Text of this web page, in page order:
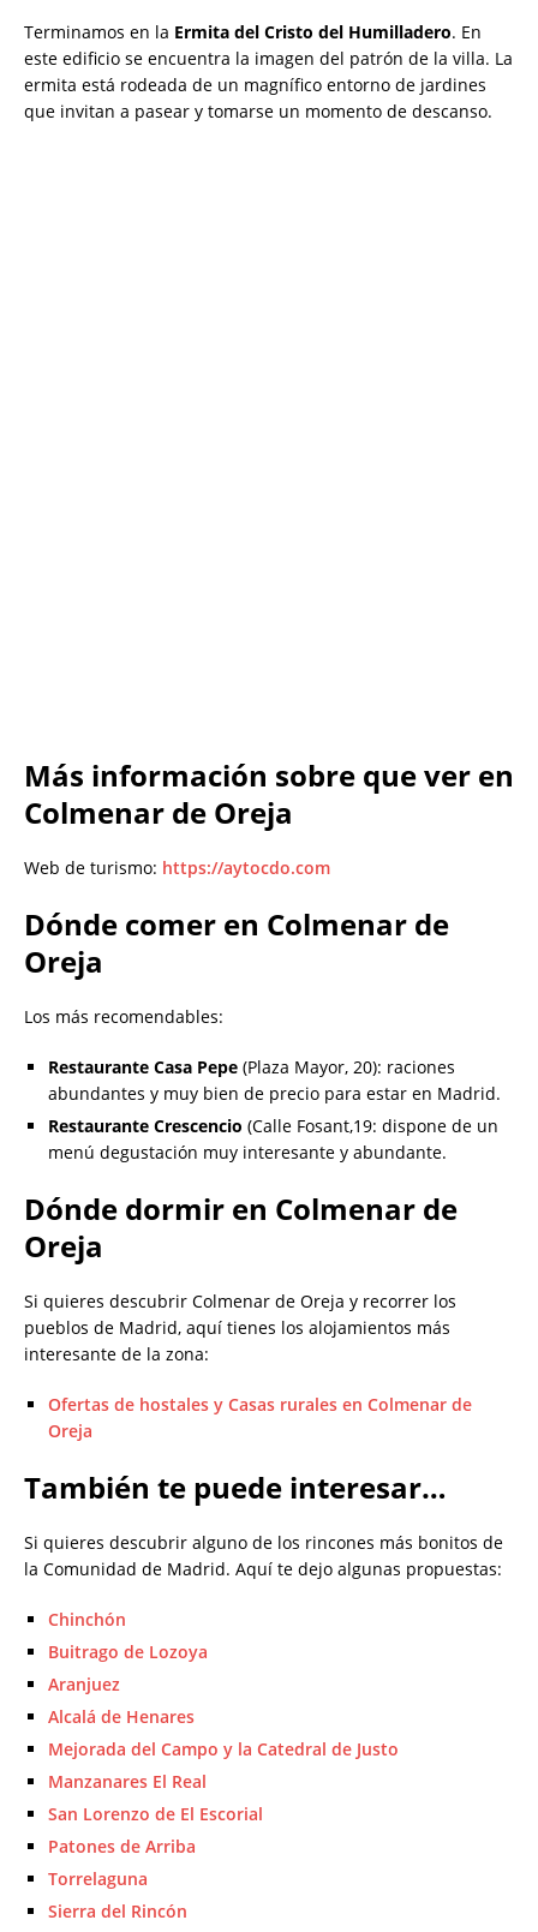
Terminamos en la Ermita del Cristo del Humilladero. En
este edificio se encuentra la imagen del patrón de la villa. La
ermita está rodeada de un magnífico entorno de jardines
que invitan a pasear y tomarse un momento de descanso.
Más información sobre que ver en
Colmenar de Oreja
Web de turismo: https://aytocdo.com
Dónde comer en Colmenar de
Oreja
Los más recomendables:
Restaurante Casa Pepe (Plaza Mayor, 20): raciones
abundantes y muy bien de precio para estar en Madrid.
Restaurante Crescencio (Calle Fosant,19: dispone de un
menú degustación muy interesante y abundante.
Dónde dormir en Colmenar de
Oreja
Si quieres descubrir Colmenar de Oreja y recorrer los
pueblos de Madrid, aquí tienes los alojamientos más
interesante de la zona:
Ofertas de hostales y Casas rurales en Colmenar de
Oreja
También te puede interesar…
Si quieres descubrir alguno de los rincones más bonitos de
la Comunidad de Madrid. Aquí te dejo algunas propuestas:
Chinchón
Buitrago de Lozoya
Aranjuez
Alcalá de Henares
Mejorada del Campo y la Catedral de Justo
Manzanares El Real
San Lorenzo de El Escorial
Patones de Arriba
Torrelaguna
Sierra del Rincón